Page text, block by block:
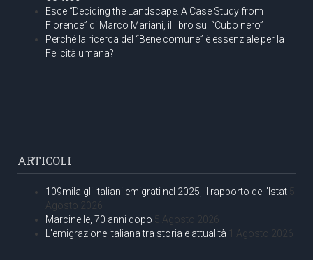
Esce “Deciding the Landscape. A Case Study from
Florence” di Marco Mariani, il libro sul “Cubo nero”
Perché la ricerca del “Bene comune” è essenziale per la
Felicità umana?
ARTICOLI
109mila gli italiani emigrati nel 2025, il rapporto dell’Istat 5
Agosto 2026
Marcinelle, 70 anni dopo 5 Agosto 2026
L’emigrazione italiana tra storia e attualità 1 Agosto 2026